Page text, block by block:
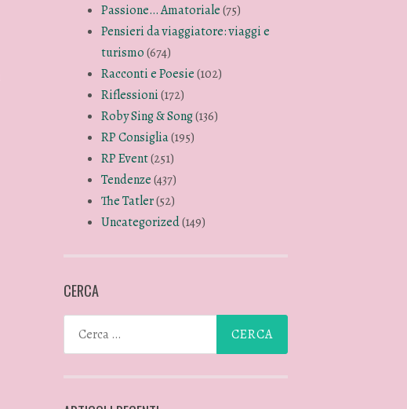
Passione… Amatoriale(75)
Pensieri da viaggiatore: viaggi e
turismo(674)
Racconti e Poesie(102)
Riflessioni(172)
Roby Sing & Song(136)
RP Consiglia(195)
RP Event(251)
Tendenze(437)
The Tatler(52)
Uncategorized(149)
CERCA